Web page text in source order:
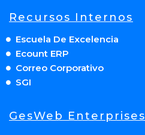
Recursos Internos
Escuela De Excelencia
Ecount ERP
Correo Corporativo
SGI
GesWeb Enterprises